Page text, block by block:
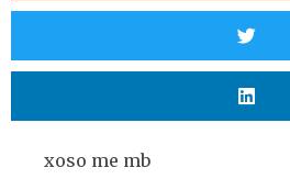
xoso me mb